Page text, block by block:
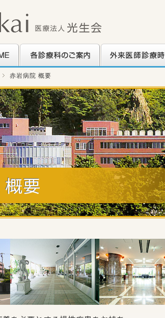
各診療科のご案内 外来医師診療時間表
赤岩病院 概要
要